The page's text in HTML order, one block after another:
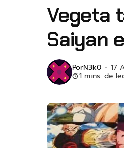
Vegeta
Saiyan
PorN3k0 17
1 mins. de